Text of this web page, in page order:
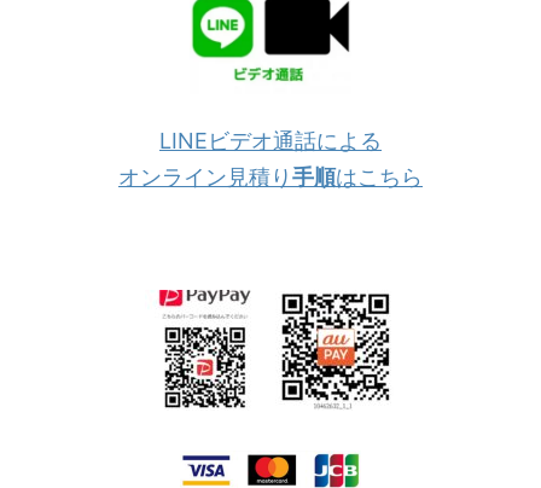
LINEビデオ通話による
オンライン見積り手順はこちら